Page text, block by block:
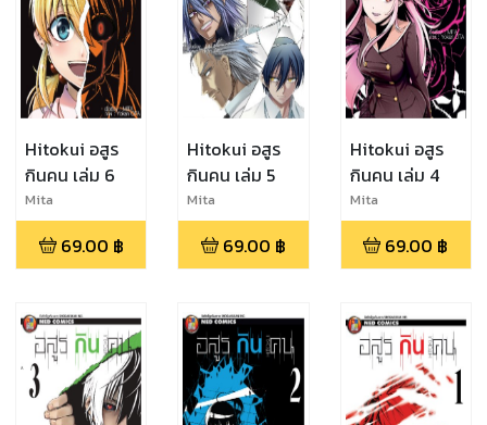
Hitokui อสูร
กินคน เล่ม 6
Mita
69.00 ฿
Hitokui อสูร
กินคน เล่ม 5
Mita
69.00 ฿
Hitokui อสูร
กินคน เล่ม 4
Mita
69.00 ฿